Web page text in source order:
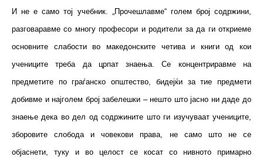
И не е само тој учебник. „Прочешлавме“ голем број содржини,
разговаравме со многу професори и родители за да ги откриеме
основните слабости во македонските четива и книги од кои
учениците треба да црпат знаења. Се концентриравме на
предметите по граѓанско општество, бидејќи за тие предмети
добивме и најголем број забелешки – нешто што јасно ни даде до
знаење дека во дел од содржините што ги изучуваат учениците,
зборовите слобода и човекови права, не само што не се
објаснети, туку и во целост се косат со нивното примарно